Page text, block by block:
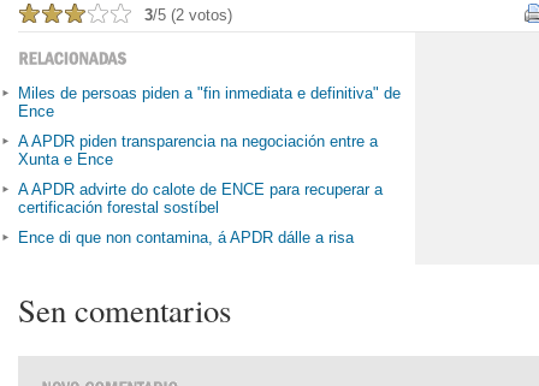
3/5 (2 votos)
Miles de persoas piden a "fin inmediata e definitiva" de
Ence
A APDR piden transparencia na negociación entre a
Xunta e Ence
A APDR advirte do calote de ENCE para recuperar a
certificación forestal sostíbel
Ence di que non contamina, á APDR dálle a risa
Sen comentarios